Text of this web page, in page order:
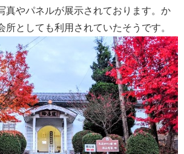
真やパネルが展示されております。か
所としても利用されていたそうです。